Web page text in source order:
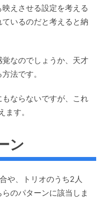
えさせる設定を考える
いるのだと考えると納
なのでしょうか、天才
法です。
ならないですが、これ
ます。
ン
や、トリオのうち2人
のパターンに該当しま